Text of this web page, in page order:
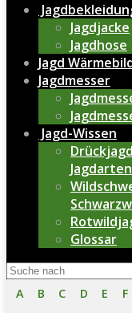
Jagdjacke
Jagdhose
Jagd
Jagdmesser
Jagd-Wissen
Jagdarten
Glossar
A B C D E F